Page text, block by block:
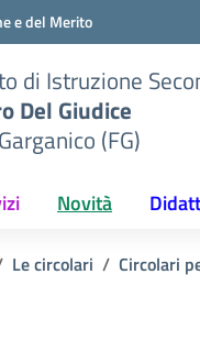
e del Merito
di Istruzione
Del Giudice
(FG)
Novità
Le circolari Circolari